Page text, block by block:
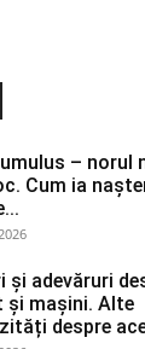
– norul
Cum ia
și adevăruri
și mașini. Alte
despre